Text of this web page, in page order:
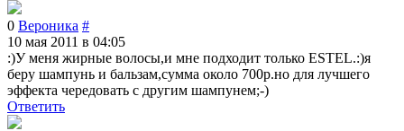
0 Вероника #
10 мая 2011 в 04:05
:)У меня жирные волосы,и мне подходит только ESTEL.:)я
беру шампунь и бальзам,сумма около 700р.но для лучшего
эффекта чередовать с другим шампунем;-)
Ответить